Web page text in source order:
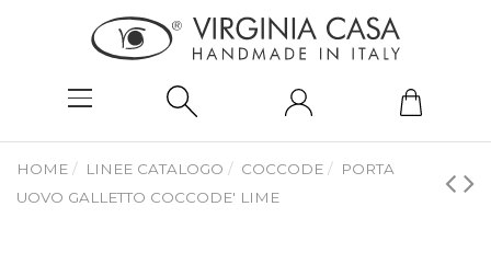
HOME LINEE CATALOGO COCCODE
PORTA
UOVO GALLETTO COCCODE' LIME